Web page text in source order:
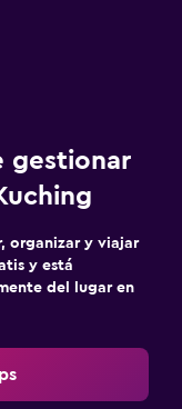
gestionar
organizar y viajar
y está
del lugar en